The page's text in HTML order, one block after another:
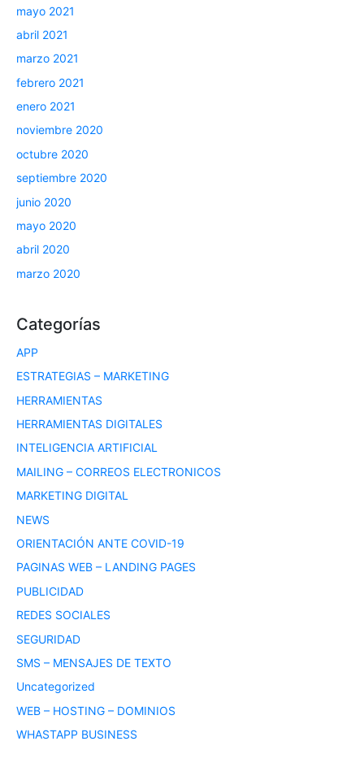
mayo 2021
abril 2021
marzo 2021
febrero 2021
enero 2021
noviembre 2020
octubre 2020
septiembre 2020
junio 2020
mayo 2020
abril 2020
marzo 2020
Categorías
APP
ESTRATEGIAS – MARKETING
HERRAMIENTAS
HERRAMIENTAS DIGITALES
INTELIGENCIA ARTIFICIAL
MAILING – CORREOS ELECTRONICOS
MARKETING DIGITAL
NEWS
ORIENTACIÓN ANTE COVID-19
PAGINAS WEB – LANDING PAGES
PUBLICIDAD
REDES SOCIALES
SEGURIDAD
SMS – MENSAJES DE TEXTO
Uncategorized
WEB – HOSTING – DOMINIOS
WHASTAPP BUSINESS